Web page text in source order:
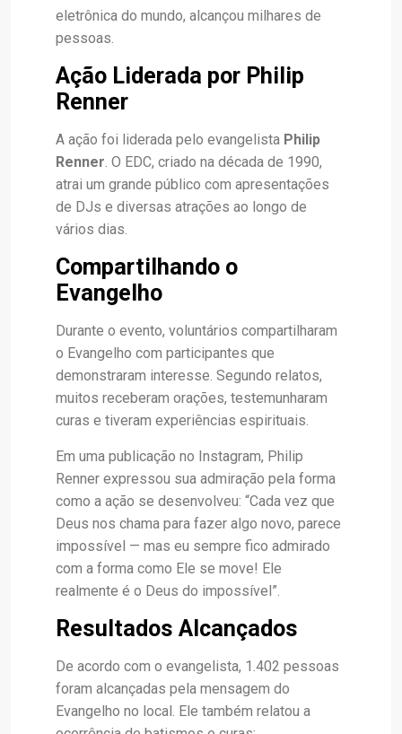
eletrônica do mundo, alcançou milhares de
pessoas.
Ação Liderada por Philip
Renner
A ação foi liderada pelo evangelista Philip
Renner. O EDC, criado na década de 1990,
atrai um grande público com apresentações
de DJs e diversas atrações ao longo de
vários dias.
Compartilhando o
Evangelho
Durante o evento, voluntários compartilharam
o Evangelho com participantes que
demonstraram interesse. Segundo relatos,
muitos receberam orações, testemunharam
curas e tiveram experiências espirituais.
Em uma publicação no Instagram, Philip
Renner expressou sua admiração pela forma
como a ação se desenvolveu: “Cada vez que
Deus nos chama para fazer algo novo, parece
impossível — mas eu sempre fico admirado
com a forma como Ele se move! Ele
realmente é o Deus do impossível”.
Resultados Alcançados
De acordo com o evangelista, 1.402 pessoas
foram alcançadas pela mensagem do
Evangelho no local. Ele também relatou a